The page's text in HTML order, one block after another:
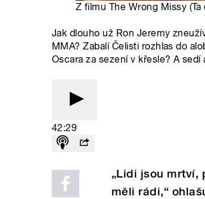
Z filmu The Wrong Missy
Jak dlouho už Ron Jeremy
MMA? Zabalí Čelisti rozhlas do
Oscara za sezení v křesle? A sedí
42:29
„Lidi jsou mrtví,
měli rádi,“